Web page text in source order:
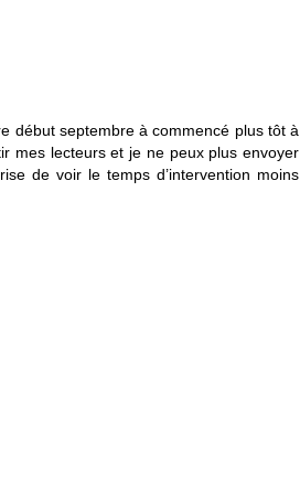
début septembre à commencé plus tôt à
mes lecteurs et je ne peux plus envoyer
de voir le temps d’intervention moins